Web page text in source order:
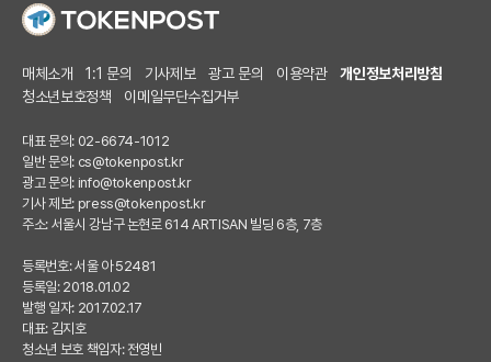
매체소개 1:1 문의 기사제보 광고 문의 이용약관
개인정보처리방침
청소년보호정책
이메일무단수집거부
대표 문의: 02-6674-1012
일반 문의: cs@tokenpost.kr
광고 문의: info@tokenpost.kr
기사 제보: press@tokenpost.kr
주소: 서울시 강남구 논현로 614 ARTISAN 빌딩 6층, 7층
등록번호: 서울 아 52481
등록일: 2018.01.02
발행 일자: 2017.02.17
대표: 김지호
청소년 보호 책임자: 전영빈